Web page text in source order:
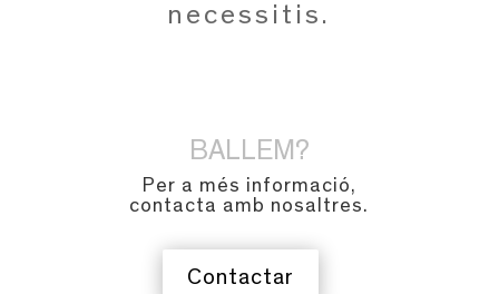
necessitis.
BALLEM?
Per a més informació,
contacta amb nosaltres.
Contactar